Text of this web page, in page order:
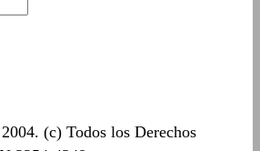
(c) Todos los Derechos